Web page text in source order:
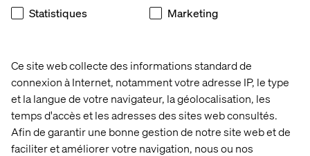
Ce site web collecte des informations standard de
connexion à Internet, notamment votre adresse IP, le type
et la langue de votre navigateur, la géolocalisation, les
temps d'accès et les adresses des sites web consultés.
Afin de garantir une bonne gestion de notre site web et de
faciliter et améliorer votre navigation, nous ou nos
Statistiques Marketing
aux processus de marketing et de création. Pour en
événements.*
*Ce document est rédigé en anglais.